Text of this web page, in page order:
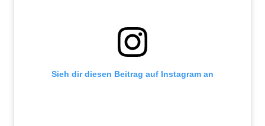
Sieh dir diesen Beitrag auf Instagram an